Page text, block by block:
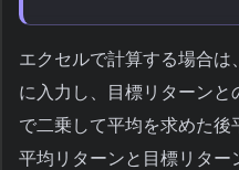
エクセルで計算する場合は
に入力し、目標リターンと
で二乗して平均を求めた後
平均リターンと目標リタ